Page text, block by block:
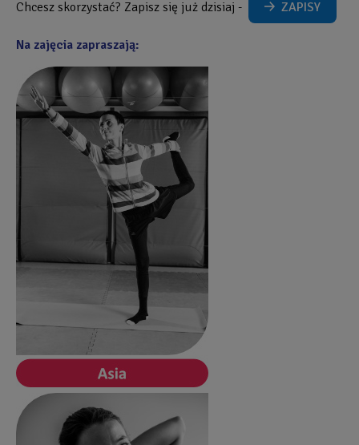
Chcesz skorzystać? Zapisz się już dzisiaj - ZAPISY
Na zajęcia zapraszają: